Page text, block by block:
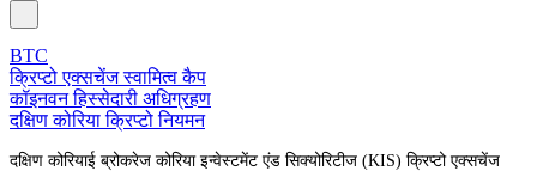
BTC
क्रिप्टो एक्सचेंज स्वामित्व कैप
कॉइनवन हिस्सेदारी अधिग्रहण
दक्षिण कोरिया क्रिप्टो नियमन
दक्षिण कोरियाई ब्रोकरेज कोरिया इन्वेस्टमेंट एंड सिक्योरिटीज (KIS) क्रिप्टो एक्सचेंज